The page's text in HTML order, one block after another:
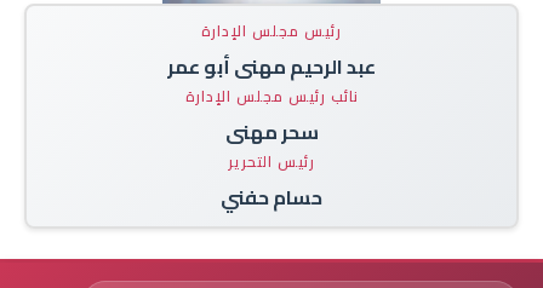
رئيس مجلس الإدارة
عبد الرحيم مهنى أبو عمر
نائب رئيس مجلس الإدارة
سحر مهنى
رئيس التحرير
حسام حفني